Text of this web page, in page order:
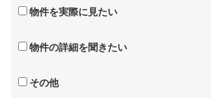
物件を実際に見たい
物件の詳細を聞きたい
その他